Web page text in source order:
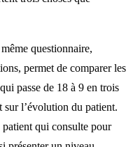
questionnaire,
permet de comparer les
passe de 18 à 9 en trois
sur l’évolution du patient.
qui consulte pour